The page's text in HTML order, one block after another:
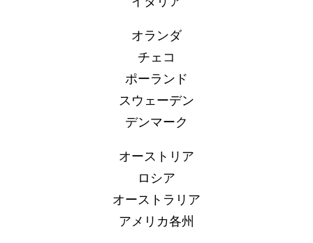
オランダ
チェコ
ポーランド
スウェーデン
デンマーク
オーストリア
ロシア
オーストラリア
アメリカ各州